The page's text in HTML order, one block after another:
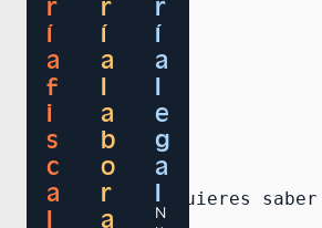
a fin. Si quieres
í
a
f
i
s
c
a
l
í
a
l
a
b
o
r
a
í
a
l
e
g
a
l
N